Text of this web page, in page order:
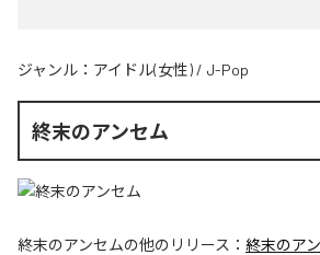
ジャンル： アイドル(女性) / J-Pop
終末のアンセム
終末のアンセムの他のリリース： 終末のア